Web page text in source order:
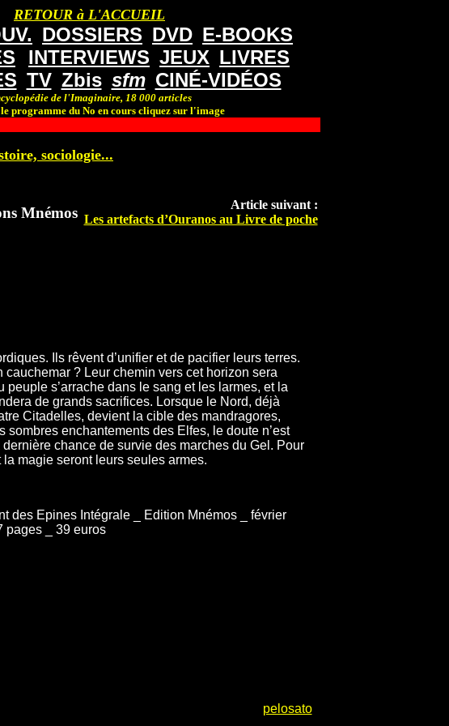
RETOUR à L'ACCUEIL
DOSSIERS DVD E-BOOKS
INTERVIEWS JEUX LIVRES
TV Zbis sfm CINÉ-VIDÉOS
de l'Imaginaire, 18 000 articles
programme du No en cours cliquez sur l'image
sociologie...
Mnémos
Article suivant :
Les artefacts d’Ouranos au Livre de poche
Ils rêvent d’unifier et de pacifier leurs terres.
cauchemar ? Leur chemin vers cet horizon sera
peuple s’arrache dans le sang et les larmes, et la
de grands sacrifices. Lorsque le Nord, déjà
Citadelles, devient la cible des mandragores,
sombres enchantements des Elfes, le doute n’est
chance de survie des marches du Gel. Pour
magie seront leurs seules armes.
des Epines Intégrale _ Edition Mnémos _ février
pages _ 39 euros
pelosato